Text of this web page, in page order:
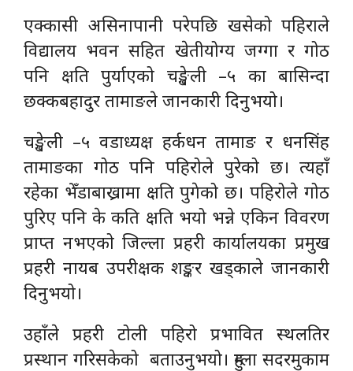
एक्कासी असिनापानी परेपछि खसेको पहिराले
विद्यालय भवन सहित खेतीयोग्य जग्गा र गोठ
पनि क्षति पुर्याएको चङ्खेली –५ का बासिन्दा
छक्कबहादुर तामाङले जानकारी दिनुभयो।
चङ्खेली –५ वडाध्यक्ष हर्कधन तामाङ र धनसिंह
तामाङका गोठ पनि पहिरोले पुरेको छ। त्यहाँ
रहेका भेँडाबाख्रामा क्षति पुगेको छ। पहिरोले गोठ
पुरिए पनि के कति क्षति भयो भन्ने एकिन विवरण
प्राप्त नभएको जिल्ला प्रहरी कार्यालयका प्रमुख
प्रहरी नायब उपरीक्षक शङ्कर खड्काले जानकारी
दिनुभयो।
उहाँले प्रहरी टोली पहिरो प्रभावित स्थलतिर
प्रस्थान गरिसकेको बताउनुभयो। हुम्ला सदरमुकाम